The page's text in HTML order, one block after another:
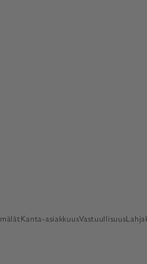
Kanta-asiakkuusVastuullisuus